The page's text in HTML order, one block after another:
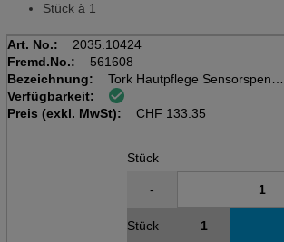
Stück à 1
Art. No.:
2035.10424
Fremd.No.:
561608
Bezeichnung:
Tork Hautpflege Sensorspender
S4,f.Schaumseife/Desinfektion
Kunststoff,113x286x105mm,
Verfügbarkeit:
Preis (exkl. MwSt):
CHF 133.35
Stück
-
Stück